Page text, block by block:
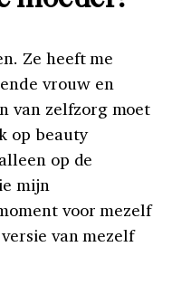
Ze heeft me
vrouw en
van zelfzorg moet
op beauty
op de
mijn
voor mezelf
van mezelf